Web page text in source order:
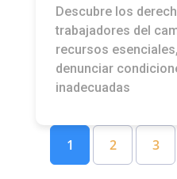
Descubre los
trabajadores del
recursos
denunciar
inadecuadas
1 2 3